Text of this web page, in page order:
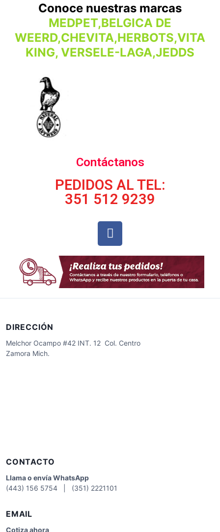
Conoce nuestras marcas
MEDPET,BELGICA DE
WEERD,CHEVITA,HERBOTS,VITA
KING, VERSELE-LAGA,JEDDS
Contáctanos
PEDIDOS AL TEL:
351 512 9239
DIRECCIÓN
Melchor Ocampo #42 INT. 12 Col. Centro
Zamora Mich.
CONTACTO
Llama o envía WhatsApp
(443) 156 5754 | (351) 2221101
EMAIL
Cotizaahora